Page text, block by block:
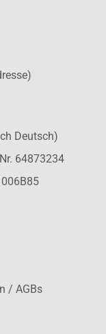
Deutsch)
64873234
/ AGBs